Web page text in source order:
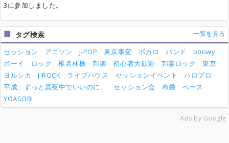
3に参加しました。
タグ検索 一覧を見る
セッション アニソン J-POP 東京事変 ボカロ バンド
boowy
ボーイ
ロック 椎名林檎 邦楽 初心者大歓迎 邦楽ロック
東京
ヨルシカ
J-ROCK ライブハウス セッションイベント
ハロプロ
平成
ずっと真夜中でいいのに。 セッション会 布袋
ベース
YOASOBI
Ads by Google